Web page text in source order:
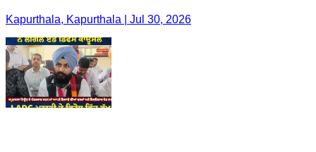
Kapurthala, Kapurthala | Jul 30, 2026